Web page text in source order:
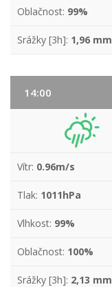
Oblačnost: 99%
Srážky [3h]: 1,96 mm
14:00
Vítr: 0.96m/s
Tlak: 1011hPa
Vlhkost: 99%
Oblačnost: 100%
Srážky [3h]: 2,13 mm